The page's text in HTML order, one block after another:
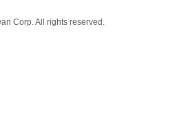
Corp. All rights reserved.